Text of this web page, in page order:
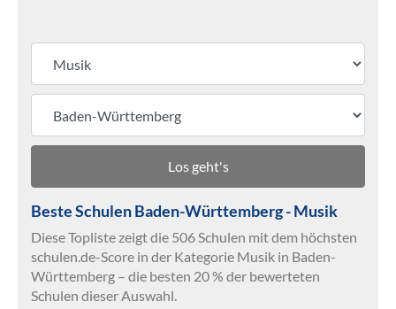
Los geht's
Beste Schulen Baden-Württemberg - Musik
Diese Topliste zeigt die 506 Schulen mit dem höchsten
schulen.de-Score in der Kategorie Musik in Baden-
Württemberg – die besten 20 % der bewerteten
Schulen dieser Auswahl.